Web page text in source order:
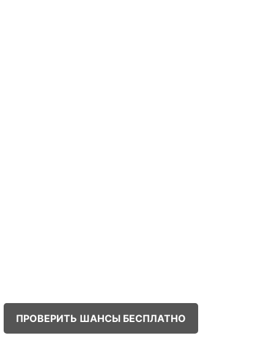
ПРОВЕРИТЬ ШАНСЫ БЕСПЛАТНО